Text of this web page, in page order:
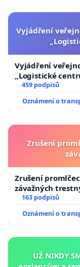
Vyjádření
Vyjádření
„Logistické
459 podpisů
Oznámení o
Zrušení
Zrušení
závažných
163 podpisů
Oznámení o
UŽ NIKDY